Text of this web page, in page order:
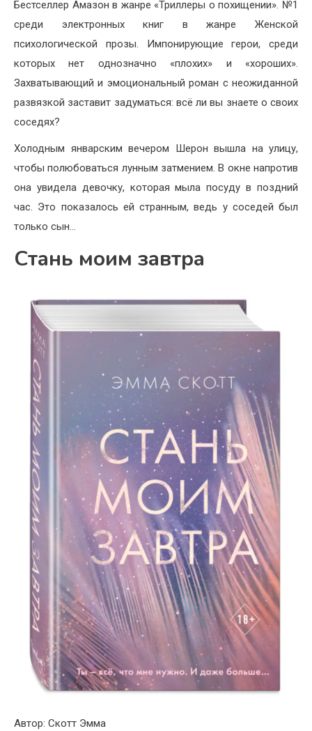
Бестселлер Амазон в жанре «Триллеры о похищении». №1
среди электронных книг в жанре Женской
психологической прозы. Импонирующие герои, среди
которых нет однозначно «плохих» и «хороших».
Захватывающий и эмоциональный роман с неожиданной
развязкой заставит задуматься: всё ли вы знаете о своих
соседях?
Холодным январским вечером Шерон вышла на улицу,
чтобы полюбоваться лунным затмением. В окне напротив
она увидела девочку, которая мыла посуду в поздний
час. Это показалось ей странным, ведь у соседей был
только сын…
Стань моим завтра
Автор: Скотт Эмма